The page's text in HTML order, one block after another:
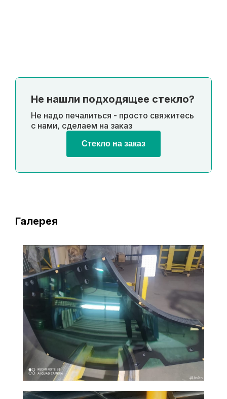
Не нашли подходящее стекло?
Не надо печалиться - просто свяжитесь
с нами, сделаем на заказ
Стекло на заказ
Галерея